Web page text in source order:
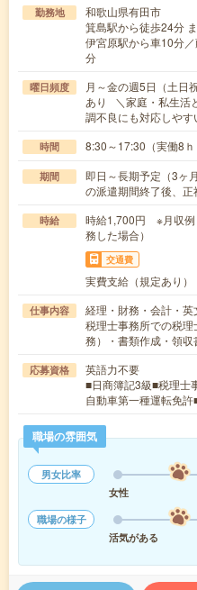
勤務地
和歌山県有田市
箕島駅から徒歩24分
伊宮原駅から車10分
分
曜日頻度
月～金の週5日（土日
あり ＼家庭・私生活
調不良にも対応しやす
時間 8:30～17:30（実働8ｈ
期間
即日～長期予定（3ヶ
の派遣期間終了後、正
時給
時給1,700円 ※月収例
務した場合）
交通費
実費支給（規定あり）
仕事内容
経理・財務・会計・英
税理士事務所での税
務）・書類作成・領
応募資格
英語力不要
■日商簿記3級■税理士
自動車第一種運転免
職場の雰囲気
男女比率
女性
職場の様子
活気がある